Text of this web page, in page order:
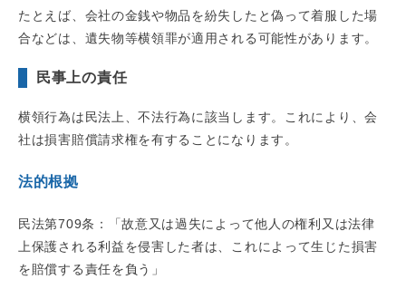
たとえば、会社の金銭や物品を紛失したと偽って着服した場
合などは、遺失物等横領罪が適用される可能性があります。
民事上の責任
横領行為は民法上、不法行為に該当します。これにより、会
社は損害賠償請求権を有することになります。
法的根拠
民法第709条：「故意又は過失によって他人の権利又は法律
上保護される利益を侵害した者は、これによって生じた損害
を賠償する責任を負う」